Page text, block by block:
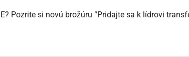
Pozrite si novú brožúru “Pridajte sa k lídrovi